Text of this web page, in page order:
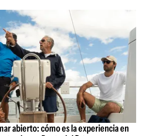
abierto: cómo es la experiencia en